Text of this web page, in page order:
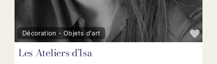
Décoration - Objets d'art
Les Ateliers d’Isa